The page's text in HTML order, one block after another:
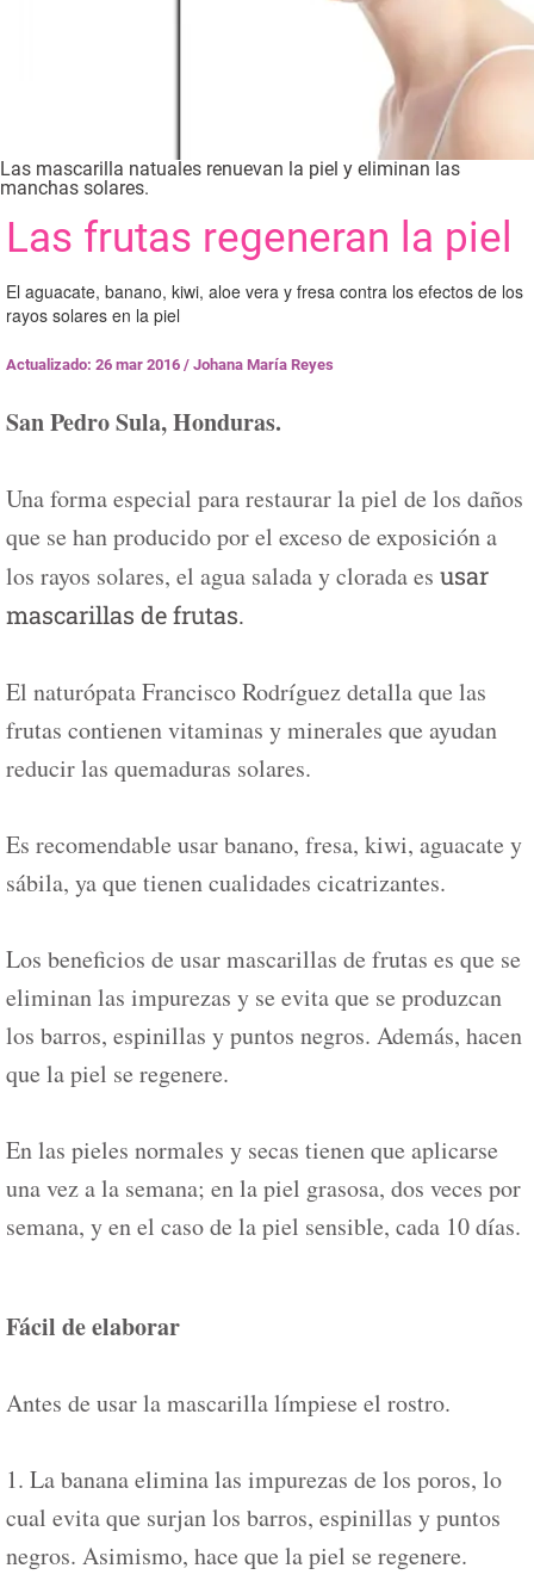
Las mascarilla natuales renuevan la piel y eliminan las
manchas solares.
Las frutas regeneran la piel
El aguacate, banano, kiwi, aloe vera y fresa contra los efectos de los
rayos solares en la piel
Actualizado: 26 mar 2016 / Johana María Reyes
San Pedro Sula, Honduras.
Una forma especial para restaurar la piel de los daños
que se han producido por el exceso de exposición a
los rayos solares, el agua salada y clorada es usar
mascarillas de frutas.
El naturópata Francisco Rodríguez detalla que las
frutas contienen vitaminas y minerales que ayudan
reducir las quemaduras solares.
Es recomendable usar banano, fresa, kiwi, aguacate y
sábila, ya que tienen cualidades cicatrizantes.
Los beneficios de usar mascarillas de frutas es que se
eliminan las impurezas y se evita que se produzcan
los barros, espinillas y puntos negros. Además, hacen
que la piel se regenere.
En las pieles normales y secas tienen que aplicarse
una vez a la semana; en la piel grasosa, dos veces por
semana, y en el caso de la piel sensible, cada 10 días.
Fácil de elaborar
Antes de usar la mascarilla límpiese el rostro.
1. La banana elimina las impurezas de los poros, lo
cual evita que surjan los barros, espinillas y puntos
negros. Asimismo, hace que la piel se regenere.